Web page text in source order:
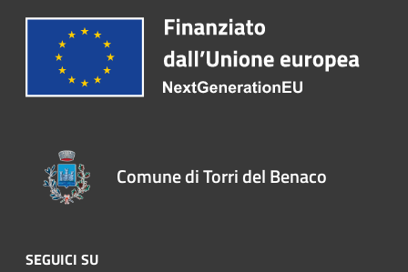
Comune di Torri del Benaco
SEGUICI SU